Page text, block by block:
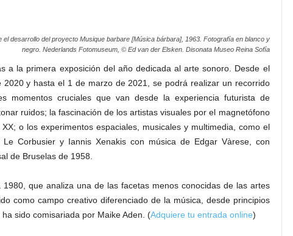
el desarrollo del proyecto Musique barbare [Música bárbara], 1963. Fotografía en blanco y
negro. Nederlands Fotomuseum, © Ed van der Elsken. Disonata Museo Reina Sofía
a la primera exposición del año dedicada al arte sonoro. Desde el
2020 y hasta el 1 de marzo de 2021, se podrá realizar un recorrido
momentos cruciales que van desde la experiencia futurista de
ruidos; la fascinación de los artistas visuales por el magnetófono
o los experimentos espaciales, musicales y multimedia, como el
Le Corbusier y Iannis Xenakis con música de Edgar Vàrese, con
de Bruselas de 1958.
1980, que analiza una de las facetas menos conocidas de las artes
como campo creativo diferenciado de la música, desde principios
sido comisariada por Maike Aden. (Adquiere tu entrada online)